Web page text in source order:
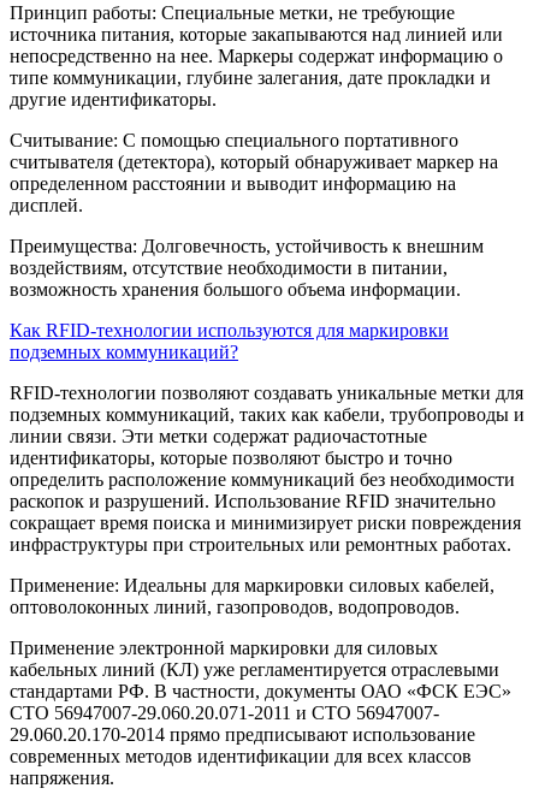
Принцип работы: Специальные метки, не требующие
источника питания, которые закапываются над линией или
непосредственно на нее. Маркеры содержат информацию о
типе коммуникации, глубине залегания, дате прокладки и
другие идентификаторы.
Считывание: С помощью специального портативного
считывателя (детектора), который обнаруживает маркер на
определенном расстоянии и выводит информацию на
дисплей.
Преимущества: Долговечность, устойчивость к внешним
воздействиям, отсутствие необходимости в питании,
возможность хранения большого объема информации.
Как RFID-технологии используются для маркировки
подземных коммуникаций?
RFID-технологии позволяют создавать уникальные метки для
подземных коммуникаций, таких как кабели, трубопроводы и
линии связи. Эти метки содержат радиочастотные
идентификаторы, которые позволяют быстро и точно
определить расположение коммуникаций без необходимости
раскопок и разрушений. Использование RFID значительно
сокращает время поиска и минимизирует риски повреждения
инфраструктуры при строительных или ремонтных работах.
Применение: Идеальны для маркировки силовых кабелей,
оптоволоконных линий, газопроводов, водопроводов.
Применение электронной маркировки для силовых
кабельных линий (КЛ) уже регламентируется отраслевыми
стандартами РФ. В частности, документы ОАО «ФСК ЕЭС»
СТО 56947007-29.060.20.071-2011 и СТО 56947007-
29.060.20.170-2014 прямо предписывают использование
современных методов идентификации для всех классов
напряжения.